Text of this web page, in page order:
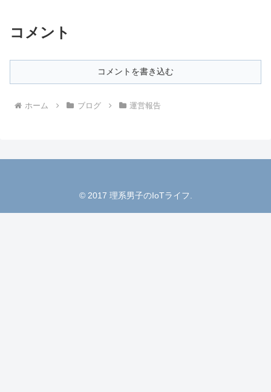
コメント
コメントを書き込む
ホーム ブログ 運営報告
© 2017 理系男子のIoTライフ.